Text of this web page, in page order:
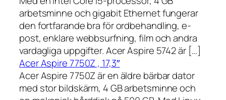
arbetsminne och gigabit Ethernet fungerar
den fortfarande bra för ordbehandling, e-
post, enklare webbsurfning, film och andra
vardagliga uppgifter. Acer Aspire 5742 är […]
Acer Aspire 7750Z , 17,3″
Acer Aspire 7750Z är en äldre bärbar dator
med stor bildskärm, 4 GB arbetsminne och